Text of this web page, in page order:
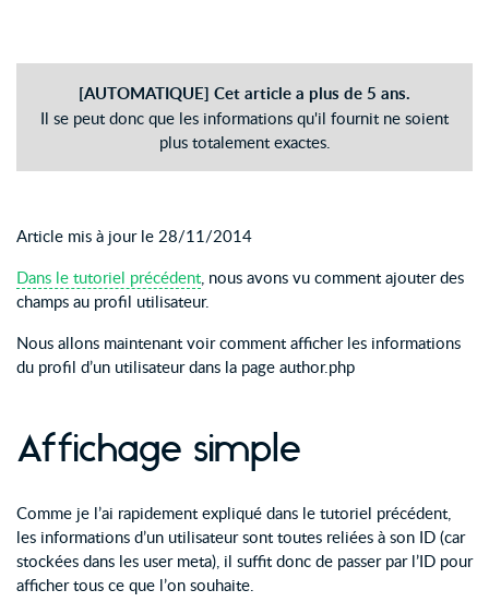
[AUTOMATIQUE] Cet article a plus de 5 ans.
Il se peut donc que les informations qu'il fournit ne soient
plus totalement exactes.
Article mis à jour le 28/11/2014
Dans le tutoriel précédent, nous avons vu comment ajouter des
champs au profil utilisateur.
Nous allons maintenant voir comment afficher les informations
du profil d’un utilisateur dans la page author.php
Affichage simple
Comme je l’ai rapidement expliqué dans le tutoriel précédent,
les informations d’un utilisateur sont toutes reliées à son ID (car
stockées dans les user meta), il suffit donc de passer par l’ID pour
afficher tous ce que l’on souhaite.